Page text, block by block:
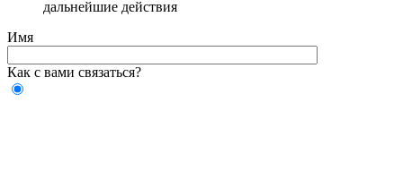
дальнейшие действия
Имя
Как с вами связаться?